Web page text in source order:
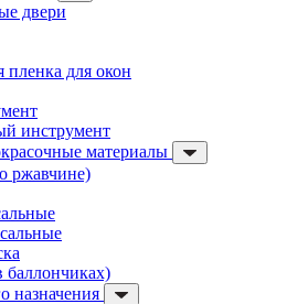
двери
пленка для окон
инструмент
материалы
ржавчине)
баллончиках)
назначения